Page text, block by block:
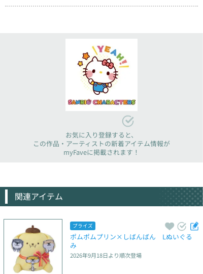
お気に入り登録すると、
この作品・アーティストの新着アイテム情報が
myFaveに掲載されます！
関連アイテム
プライズ
ポムポムプリン×しばんばん　Lぬいぐる
み
2026年9月18日より順次登場